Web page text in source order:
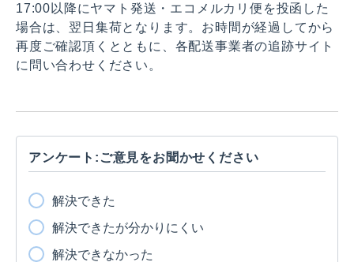
17:00以降にヤマト発送・エコメルカリ便を投函した
場合は、翌日集荷となります。お時間が経過してから
再度ご確認頂くとともに、各配送事業者の追跡サイト
に問い合わせください。
アンケート:ご意見をお聞かせください
解決できた
解決できたが分かりにくい
解決できなかった